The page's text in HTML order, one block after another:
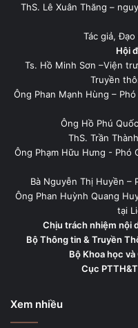
ThS. Lê Xuân Thăng –
Tác giả, Đạo
Hội
Ts. Hồ Minh Sơn –Viện
Truyền
Ông Phan Mạnh Hùng –
Ông Hồ Phú
ThS. Trần
Ông Phạm Hữu Hưng - Phó
Bà Nguyễn Thị Huyền –
Ông Phan Huỳnh Quang
tại
Chịu trách nhiệm nội
Bộ Thông tin & Truyền
Bộ Khoa học
Cục
Xem nhiều